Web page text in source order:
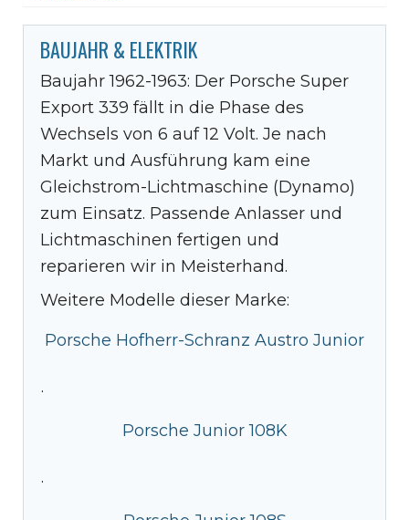
BAUJAHR & ELEKTRIK
Baujahr 1962-1963: Der Porsche Super
Export 339 fällt in die Phase des
Wechsels von 6 auf 12 Volt. Je nach
Markt und Ausführung kam eine
Gleichstrom-Lichtmaschine (Dynamo)
zum Einsatz. Passende Anlasser und
Lichtmaschinen fertigen und
reparieren wir in Meisterhand.
Weitere Modelle dieser Marke:
Porsche Hofherr-Schranz Austro Junior
·
Porsche Junior 108K
·